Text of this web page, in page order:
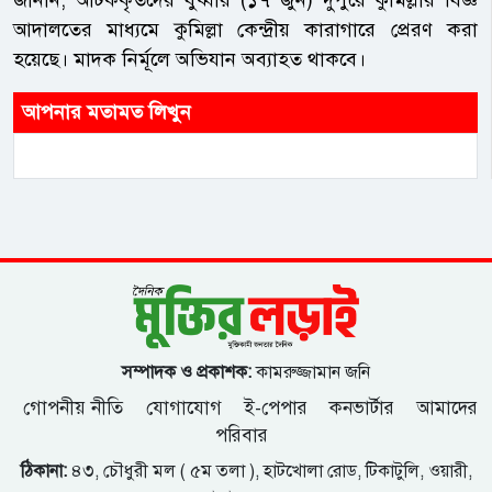
আদালতের মাধ্যমে কুমিল্লা কেন্দ্রীয় কারাগারে প্রেরণ করা
হয়েছে। মাদক নির্মূলে অভিযান অব্যাহত থাকবে।
আপনার মতামত লিখুন
সম্পাদক ও প্রকাশক:কামরুজ্জামান জনি
গোপনীয় নীতি যোগাযোগ ই-পেপার কনভার্টার
আমাদের
পরিবার
ঠিকানা:৪৩, চৌধুরী মল ( ৫ম তলা ), হাটখোলা রোড, টিকাটুলি, ওয়ারী,